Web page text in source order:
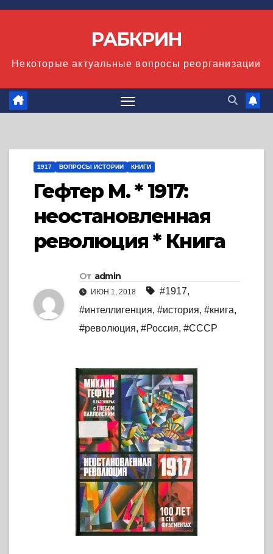
Перейти
РАБКРИН
Некоторые актуальные вопросы реорганизации
1917 ВОПРОСЫ ИСТОРИИ КНИГИ
Гефтер М. * 1917:
неостановленная
революция * Книга
От admin
ИЮН 1, 2018 #1917,
#интеллигенция, #история, #книга,
#революция, #Россия, #СССР